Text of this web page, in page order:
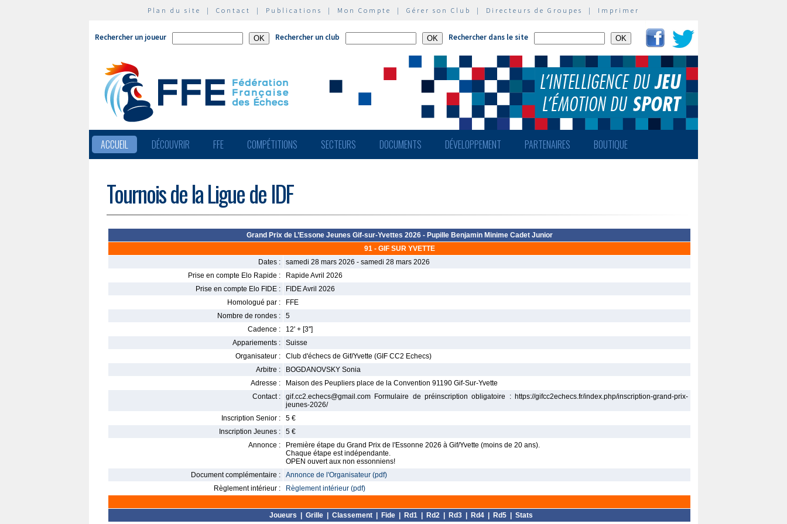
Plan du site | Contact | Publications | Mon Compte | Gérer son Club | Directeurs de Groupes | Imprimer
Rechercher un joueur Rechercher un club Rechercher dans le site
ACCUEIL DÉCOUVRIR FFE COMPÉTITIONS SECTEURS DOCUMENTS DÉVELOPPEMENT PARTENAIRES BOUTIQUE
Tournois de la Ligue de IDF
Grand Prix de L’Essone Jeunes Gif-sur-Yvettes 2026 - Pupille Benjamin Minime Cadet Junior
91 - GIF SUR YVETTE
Dates :
samedi 28 mars 2026 - samedi 28 mars 2026
Prise en compte Elo Rapide :
Rapide Avril 2026
Prise en compte Elo FIDE :
FIDE Avril 2026
Homologué par :
FFE
Nombre de rondes :
5
Cadence :
12' + [3'']
Appariements :
Suisse
Organisateur :
Club d'échecs de Gif/Yvette (GIF CC2 Echecs)
Arbitre :
BOGDANOVSKY Sonia
Adresse :
Maison des Peupliers place de la Convention 91190 Gif-Sur-Yvette
Contact :
gif.cc2.echecs@gmail.com Formulaire de préinscription obligatoire : https://gifcc2echecs.fr/index.php/inscription-grand-prix-
jeunes-2026/
Inscription Senior :
5 €
Inscription Jeunes :
5 €
Annonce :
Première étape du Grand Prix de l'Essonne 2026 à Gif/Yvette (moins de 20 ans).
Chaque étape est indépendante.
OPEN ouvert aux non essonniens!
Document complémentaire :
Annonce de l'Organisateur (pdf)
Règlement intérieur :
Règlement intérieur (pdf)
Joueurs Grille Classement Fide Rd1 Rd2 Rd3 Rd4 Rd5 Stats